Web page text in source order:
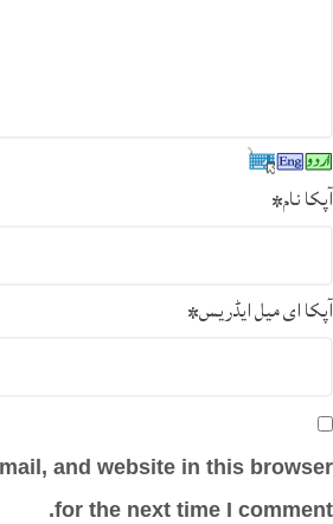
آپکا نام*
آپکا ای میل ایڈریس*
and website in this browser
for the next time I comment.